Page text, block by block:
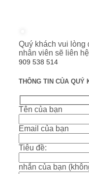
Quý khách vui lòng
nhân viên sẽ liên
909 538 514
THÔNG TIN CỦA QUÝ
Tên của bạn
Email của bạn
Tiêu đề:
nhắn của bạn